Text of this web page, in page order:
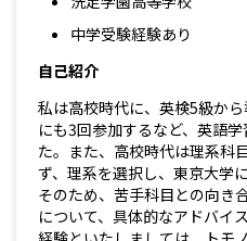
中学受験経験あり
自己紹介
私は高校時代に、英検5級か
にも3回参加するなど、英語
た。また、高校時代は理系科
ず、理系を選択し、東京大学
そのため、苦手科目との向き
について、具体的なアドバイ